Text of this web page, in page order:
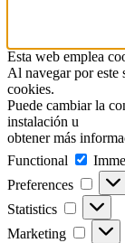
Esta web emplea
Al navegar por este
cookies.
Puede cambiar la
instalación u
obtener más
Functional
Preferences
Statistics Statistics
Marketing